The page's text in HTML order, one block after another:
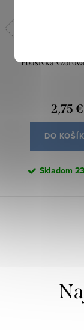
Podšívka
2,75 €
DO
Skladom